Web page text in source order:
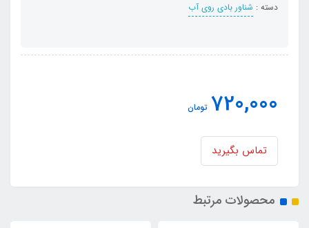
دسته : شناور بادی روی آب
720,000 تومان
تماس بگیرید
محصولات مرتبط